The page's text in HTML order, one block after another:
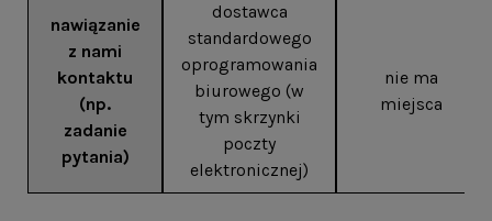
nawiązanie
z nami
kontaktu
(np.
zadanie
pytania)
dostawca
standardowego
oprogramowania
biurowego (w
tym skrzynki
poczty
elektronicznej)
nie ma
miejsca